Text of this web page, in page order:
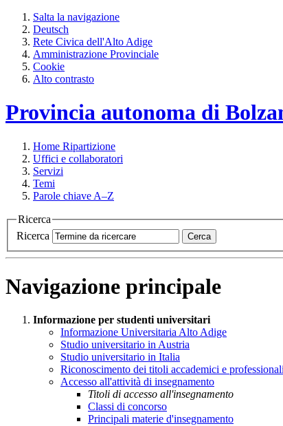
Salta la navigazione
Deutsch
Rete Civica dell'Alto Adige
Amministrazione Provinciale
Cookie
Alto contrasto
Provincia autonoma di
Home Ripartizione
Uffici e collaboratori
Servizi
Temi
Parole chiave A–Z
Ricerca
Ricerca
Cerca
Navigazione principale
Informazione per studenti universitari
Informazione Universitaria Alto Adige
Studio universitario in Austria
Studio universitario in Italia
Riconoscimento dei titoli accademici e professionali
Accesso all'attività di insegnamento
Titoli di accesso all'insegnamento
Classi di concorso
Principali materie d'insegnamento